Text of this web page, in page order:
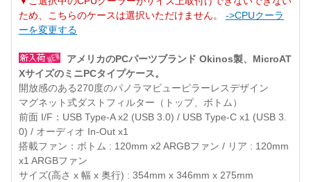
ため、こちらのケースは選択いただけません。 ->CPUクーラ
ーを変更する
アメリカのPCパーツブランド Okinos製、MicroAT
XサイズのミニPCタイプケース。
開放感のある270度のパノラマビューピラーレスデザイン
マグネット式ダストフィルター（トップ、ボトム）
前面 I/F：USB Type-A x2 (USB 3.0) / USB Type-C x1 (USB 3.
0) / オーディオ In-Out x1
搭載ファン：ボトム : 120mm x2 ARGBファン / リア : 120mm
x1 ARGBファン
サイズ(高さ x 幅 x 奥行) : 354mm x 346mm x 275mm